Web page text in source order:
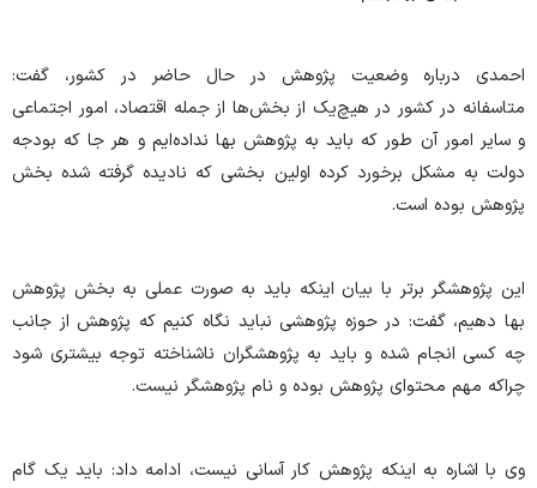
احمدی درباره وضعیت پژوهش در حال حاضر در کشور، گفت:
متاسفانه در کشور در هیچ‌یک از بخش‌ها از جمله اقتصاد، امور اجتماعی
و سایر امور آن طور که باید به پژوهش بها نداده‌ایم و هر جا که بودجه
دولت به مشکل برخورد کرده اولین بخشی که نادیده گرفته شده بخش
پژوهش بوده است.
این پژوهشگر برتر با بیان اینکه باید به صورت عملی به بخش پژوهش
بها دهیم، گفت: در حوزه پژوهشی نباید نگاه کنیم که پژوهش از جانب
چه کسی انجام شده و باید به پژوهشگران ناشناخته توجه بیشتری شود
چراکه مهم محتوای پژوهش بوده و نام پژوهشگر نیست.
وی با اشاره به اینکه پژوهش کار آسانی نیست، ادامه داد: باید یک گام